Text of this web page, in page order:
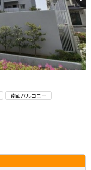
南面バルコニー